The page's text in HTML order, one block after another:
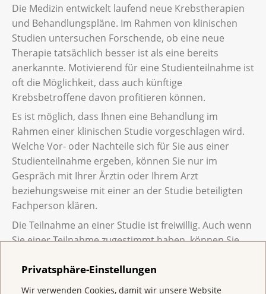
Privatsphäre-Einstellungen
Wir verwenden Cookies, damit wir unsere Website
entsprechenden Ärzte weiterleiten. Sie
haben das Recht, jederzeit die Herausgabe
ihrer Unterlagen mit den
Untersuchungsergebnissen zu verlangen.
wenn Sie über das Vorgehen sowie die
möglichen Folgen und Komplikationen
umfassend informiert worden sind und alles
verstehen. Sie haben das Recht, eine
Behandlung abzulehnen oder mehr
Bedenkzeit zu verlangen.
Lassen Sie sich erklären, welchen Verlauf die
Erkrankung ohne die empfohlene
Behandlung nehmen kann. Fragen Sie nach,
wie viel Erfahrung das Behandlungsteam mit
Ihrer Krebserkrankung hat. Die Erfahrung
kann den Krankheitsverlauf und die
Lebensqualität beeinflussen.
Sie können die Therapiewahl auch den
behandelnden Ärzten überlassen. Für eine
allerdings immer Ihre Einwilligung.
Die Medizin entwickelt laufend neue Krebstherapien
und Behandlungspläne. Im Rahmen von klinischen
Studien untersuchen Forschende, ob eine neue
Therapie tatsächlich besser ist als eine bereits
anerkannte. Motivierend für eine Studienteilnahme ist
oft die Möglichkeit, dass auch künftige
Krebsbetroffene davon profitieren können.
Es ist möglich, dass Ihnen eine Behandlung im
Rahmen einer klinischen Studie vorgeschlagen wird.
Welche Vor- oder Nachteile sich für Sie aus einer
Studienteilnahme ergeben, können Sie nur im
Gespräch mit Ihrer Ärztin oder Ihrem Arzt
beziehungsweise mit einer an der Studie beteiligten
Fachperson klären.
Die Teilnahme an einer Studie ist freiwillig. Auch wenn
Sie einer Teilnahme zugestimmt haben, können Sie
an einer Studie teilnehmen möchten, erhalten Sie
dennoch die bestmögliche zugelassene Therapie nach